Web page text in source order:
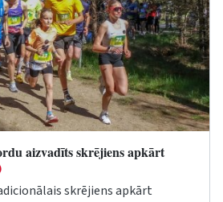
aizvadīts skrējiens apkārt
skrējiens apkārt